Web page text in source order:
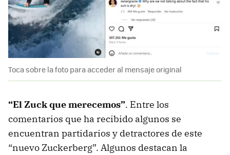
Toca sobre la foto para acceder al mensaje original
“El Zuck que merecemos”. Entre los
comentarios que ha recibido algunos se
encuentran partidarios y detractores de este
“nuevo Zuckerberg”. Algunos destacan la